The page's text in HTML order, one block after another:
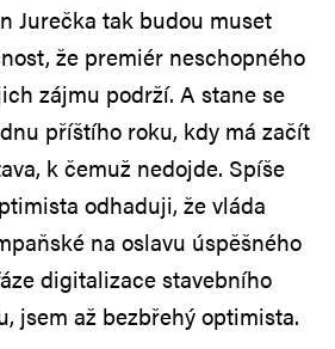
Jurečka tak budou muset
že premiér neschopného
zájmu podrží. A stane se
příštího roku, kdy má začít
k čemuž nedojde. Spíše
odhaduji, že vláda
na oslavu úspěšného
digitalizace stavebního
jsem až bezbřehý optimista.